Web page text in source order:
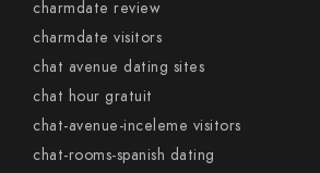
charmdate review
charmdate visitors
chat avenue dating sites
chat hour gratuit
chat-avenue-inceleme visitors
chat-rooms-spanish dating